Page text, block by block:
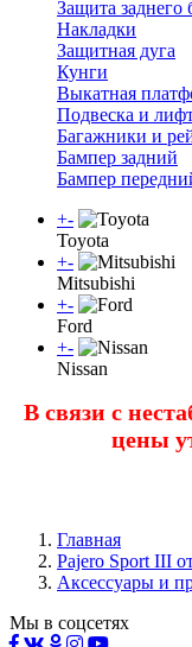
Защита заднего
Накладки
Защитная дуга
Кунги
Выкатная
Подвеска и
Багажники и
Бампер задний
Бампер
+-
Toyota
+-
Mitsubishi
+-
Ford
+-
Nissan
В связи с
цены
Главная
Pajero Sport III
Аксессуары и
Мы в соцсетях